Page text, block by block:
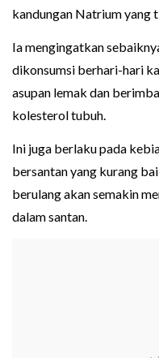
kandungan Natrium yang
Ia mengingatkan
dikonsumsi berhari-hari
asupan lemak dan
kolesterol tubuh.
Ini juga berlaku pada
bersantan yang kurang
berulang akan semakin
dalam santan.